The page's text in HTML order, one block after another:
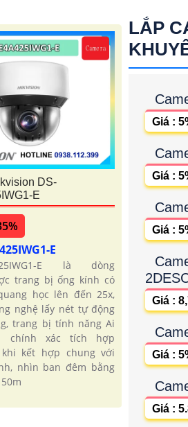
DS-
E
E
E là dòng
trang bị ống kính có
học lên đến 25x,
nghệ lấy nét tự động
trang bị tính năng Ai
chính xác tích hợp
khi kết hợp chung với
nhìn ban đêm bằng
LẮP
Giá :
Giá :
Giá :
Giá :
Giá :
Giá :